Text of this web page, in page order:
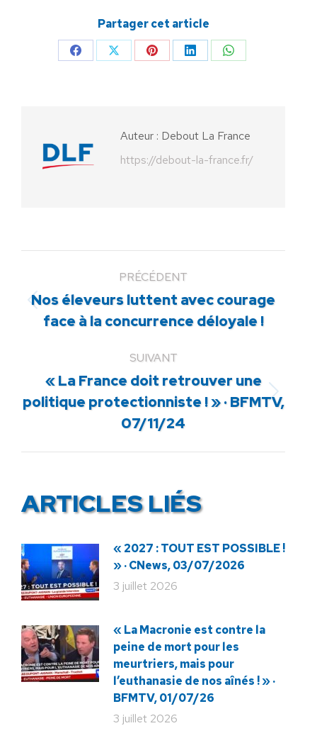
Partager cet article
PartagerPartagerPartagerPartagerPartager
Auteur : Debout La France
https://debout-la-france.fr/
PRÉCÉDENT
Article
précédent
Nos éleveurs luttent avec courage
face à la concurrence déloyale !
SUIVANT
Article
suivant
:
« La France doit retrouver une
politique protectionniste ! » · BFMTV,
07/11/24
ARTICLES LIÉS
« 2027 : TOUT EST POSSIBLE !
» · CNews, 03/07/2026
3 juillet 2026
« La Macronie est contre la
peine de mort pour les
meurtriers, mais pour
l’euthanasie de nos aînés ! » ·
BFMTV, 01/07/26
3 juillet 2026